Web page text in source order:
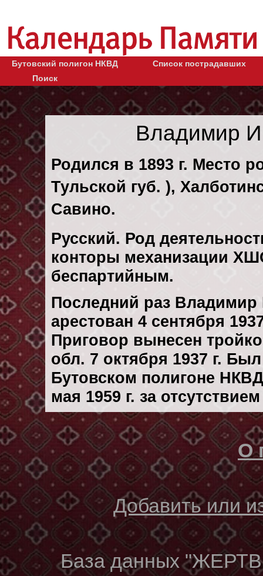
Бутовский полигон НКВД
Список пострадавших
Поиск
Владимир
Родился в 1893 г. Место
Тульской губ. ),
Савино.
Русский. Род
конторы механизации
беспартийным.
Последний раз Владимир
арестован 4 сентября
Приговор вынесен
обл. 7 октября 1937 г.
Бутовском полигоне
мая 1959 г. за
О
Добавить или
База данных